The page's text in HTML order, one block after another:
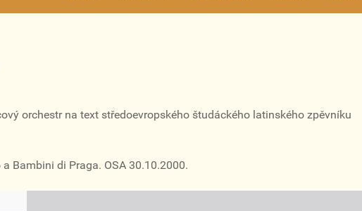
orchestr na text středoevropského študáckého latinského zpěvníku
Bambini di Praga. OSA 30.10.2000.